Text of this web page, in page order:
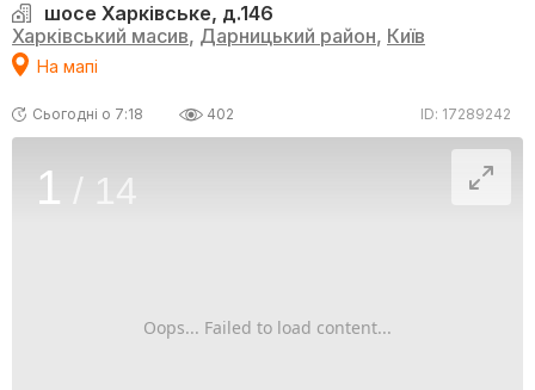
шосе Харківське, д.146
Харківський масив, Дарницький район, Київ
На мапі
Сьогодні о 7:18 402 ID: 17289242
Oops... Failed to load content...
1 / 14